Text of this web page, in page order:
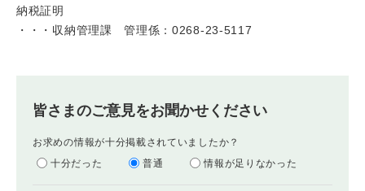
納税証明
・・・収納管理課 管理係：0268-23-5117
皆さまのご意見をお聞かせください
お求めの情報が十分掲載されていましたか？
十分だった
普通 情報が足りなかった